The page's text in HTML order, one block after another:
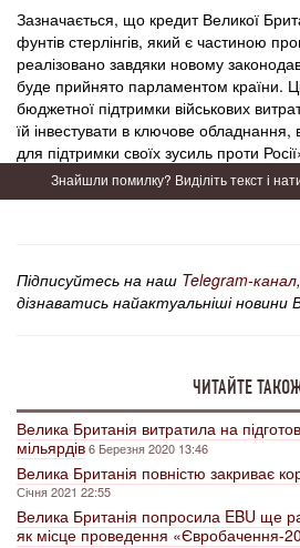
Зазначається, що кредит Великої
фунтів стерлінгів, який є частиною
реалізовано завдяки новому
буде прийнято парламентом країни.
бюджетної підтримки військових
їй інвестувати в ключове обладнання,
для підтримки своїх зусиль проти
Знайшли помилку? Виділіть текст і
Підписуйтесь на наш Telegram-канал
дізнаватись найактуальніші новини
ЧИТАЙТЕ
Велика Британія витратила на
мільярдів6 Березня 2020 13:46
Велика Британія повністю закриває
Січня 2021 22:55
Велика Британія попросила EBU ще
як місце проведення «Євробачення-